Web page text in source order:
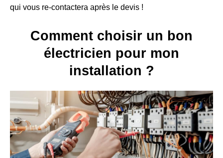
qui vous re-contactera après le devis !
Comment choisir un bon
électricien pour mon
installation ?